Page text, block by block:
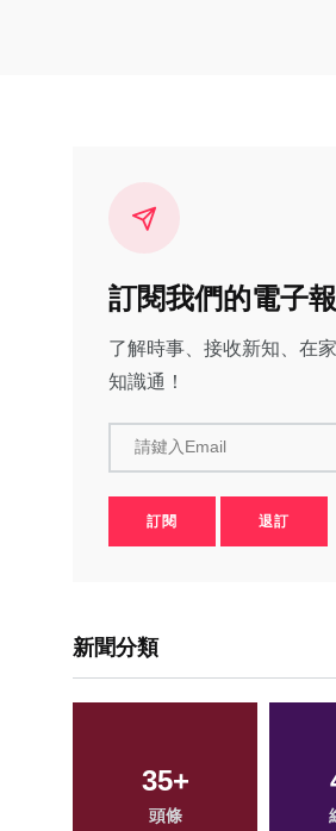
訂閱我們的電子報
了解時事、接收新知、在
知識通！
請鍵入Email
訂閱 退訂
新聞分類
35+
頭條
1+
大陸